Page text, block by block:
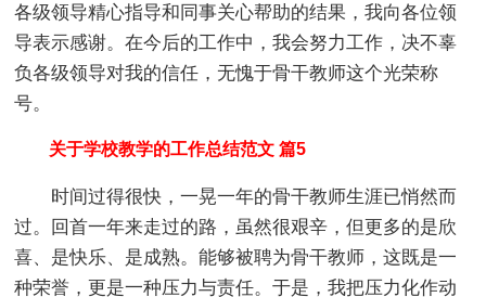
各级领导精心指导和同事关心帮助的结果，我向各位领
导表示感谢。在今后的工作中，我会努力工作，决不辜
负各级领导对我的信任，无愧于骨干教师这个光荣称
号。
关于学校教学的工作总结范文 篇5
时间过得很快，一晃一年的骨干教师生涯已悄然而
过。回首一年来走过的路，虽然很艰辛，但更多的是欣
喜、是快乐、是成熟。能够被聘为骨干教师，这既是一
种荣誉，更是一种压力与责任。于是，我把压力化作动